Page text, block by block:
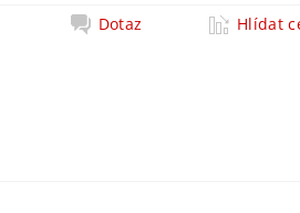
Dotaz Hlídat